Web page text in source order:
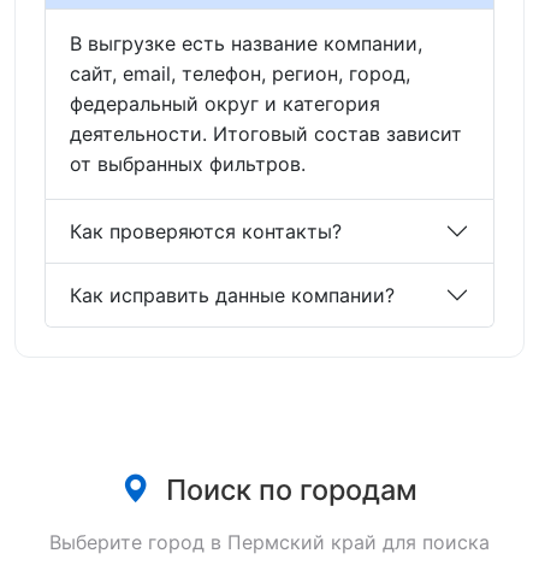
В выгрузке есть название компании,
сайт, email, телефон, регион, город,
федеральный округ и категория
деятельности. Итоговый состав зависит
от выбранных фильтров.
Как проверяются контакты?
Как исправить данные компании?
Поиск по городам
Выберите город в Пермский край для поиска